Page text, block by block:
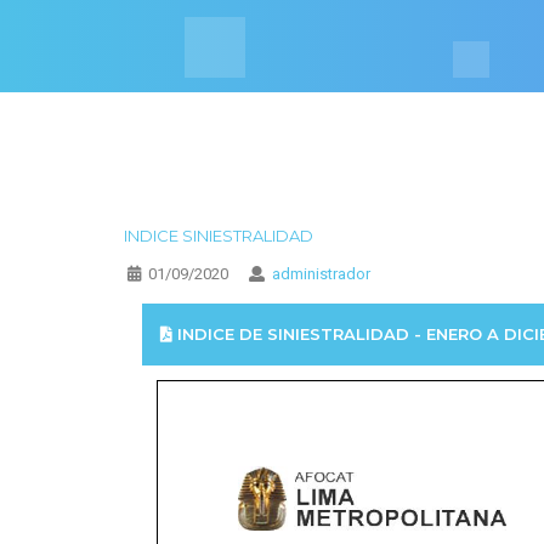
INDICE SINIESTRALIDAD
01/09/2020 administrador
INDICE DE SINIESTRALIDAD - ENERO A